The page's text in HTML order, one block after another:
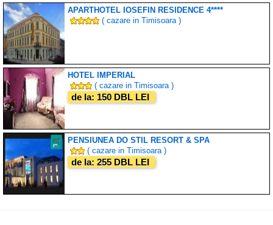
APARTHOTEL IOSEFIN RESIDENCE 4****
( cazare in Timisoara )
HOTEL IMPERIAL
( cazare in Timisoara )
de la: 150 DBL LEI
PENSIUNEA DO STIL RESORT & SPA
( cazare in Timisoara )
de la: 255 DBL LEI